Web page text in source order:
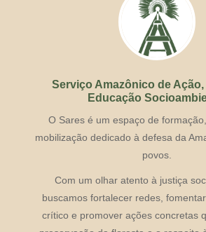
Serviço Amazônico de Ação,
Educação
O Sares é um espaço de
mobilização dedicado à defesa da
povos.
Com um olhar atento à justiça
buscamos fortalecer redes,
crítico e promover ações concretas